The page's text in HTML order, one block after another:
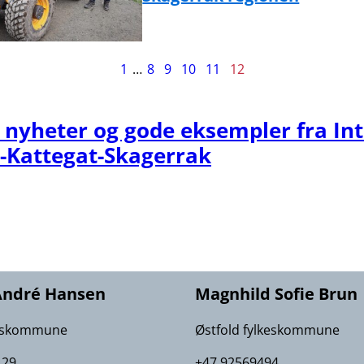
1 … 8 9 10 11 12
nyheter og gode eksempler fra
Skagerrak
Hansen Magnhild Sofie Brun
Østfold fylkeskommune